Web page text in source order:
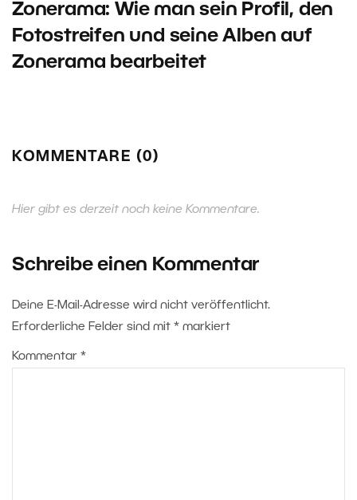
Zonerama: Wie man sein Profil, den
Fotostreifen und seine Alben auf
Zonerama bearbeitet
KOMMENTARE (0)
Hier gibt es derzeit noch keine Kommentare.
Schreibe einen Kommentar
Deine E-Mail-Adresse wird nicht veröffentlicht.
Erforderliche Felder sind mit * markiert
Kommentar *